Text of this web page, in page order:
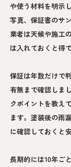
や使う材料を明示
写真、保証書のサ
業者は天候や施工
は入れておくと得で
保証は年数だけで
有無まで確認しま
クポイントを教え
ます。塗装後の雨
に確認しておくと
長期的には10年ご